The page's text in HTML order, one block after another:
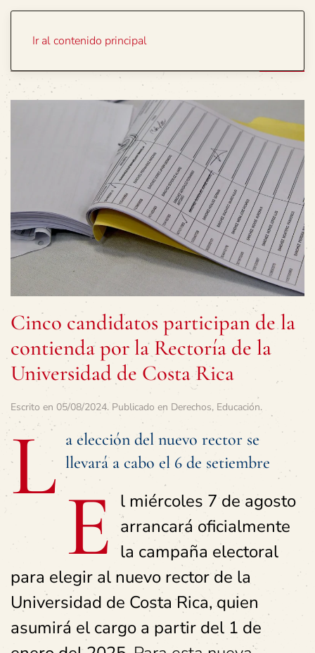
Ir al contenido principal
Cinco candidatos participan de la
contienda por la Rectoría de la
Universidad de Costa Rica
Escrito en 05/08/2024. Publicado en Derechos, Educación.
L a elección del nuevo rector se
llevará a cabo el 6 de setiembre
E l miércoles 7 de agosto
arrancará oficialmente
la campaña electoral
para elegir al nuevo rector de la
Universidad de Costa Rica, quien
asumirá el cargo a partir del 1 de